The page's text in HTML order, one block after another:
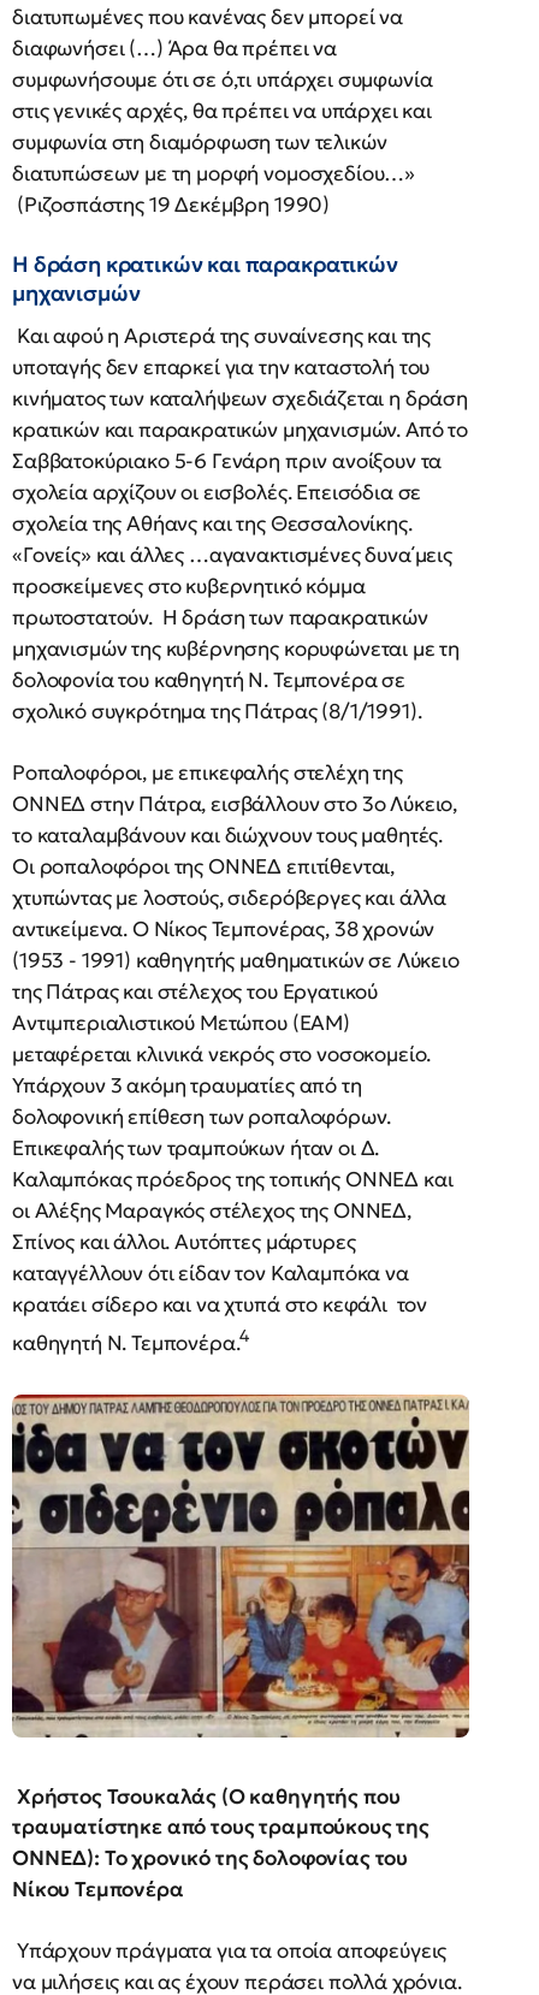
διατυπωμένες που κανένας δεν μπορεί να
διαφωνήσει (…) Άρα θα πρέπει να
συμφωνήσουμε ότι σε ό,τι υπάρχει συμφωνία
στις γενικές αρχές, θα πρέπει να υπάρχει και
συμφωνία στη διαμόρφωση των τελικών
διατυπώσεων με τη μορφή νομοσχεδίου…»
(Ριζοσπάστης 19 Δεκέμβρη 1990)
Η δράση κρατικών και παρακρατικών
μηχανισμών
Και αφού η Αριστερά της συναίνεσης και της
υποταγής δεν επαρκεί για την καταστολή του
κινήματος των καταλήψεων σχεδιάζεται η δράση
κρατικών και παρακρατικών μηχανισμών. Από το
Σαββατοκύριακο 5-6 Γενάρη πριν ανοίξουν τα
σχολεία αρχίζουν οι εισβολές. Επεισόδια σε
σχολεία της Αθήανς και της Θεσσαλονίκης.
«Γονείς» και άλλες …αγανακτισμένες δυνα΄μεις
προσκείμενες στο κυβερνητικό κόμμα
πρωτοστατούν. Η δράση των παρακρατικών
μηχανισμών της κυβέρνησης κορυφώνεται με τη
δολοφονία του καθηγητή Ν. Τεμπονέρα σε
σχολικό συγκρότημα της Πάτρας (8/1/1991).
Ροπαλοφόροι, με επικεφαλής στελέχη της
ΟNNΕΔ στην Πάτρα, εισβάλλουν στο 3ο Λύκειο,
το καταλαμβάνουν και διώχνουν τους μαθητές.
Οι ροπαλοφόροι της ΟNNΕΔ επιτίθενται,
χτυπώντας με λοστούς, σιδερόβεργες και άλλα
αντικείμενα. Ο Νίκος Τεμπονέρας, 38 χρονών
(1953 - 1991) καθηγητής μαθηματικών σε Λύκειο
της Πάτρας και στέλεχος του Εργατικού
Αντιμπεριαλιστικού Μετώπου (ΕΑΜ)
μεταφέρεται κλινικά νεκρός στο νοσοκομείο.
Υπάρχουν 3 ακόμη τραυματίες από τη
δολοφονική επίθεση των ροπαλοφόρων.
Επικεφαλής των τραμπούκων ήταν οι Δ.
Καλαμπόκας πρόεδρος της τοπικής ΟΝΝΕΔ και
οι Αλέξης Μαραγκός στέλεχος της ΟΝΝΕΔ,
Σπίνος και άλλοι. Αυτόπτες μάρτυρες
καταγγέλλουν ότι είδαν τον Καλαμπόκα να
κρατάει σίδερο και να χτυπά στο κεφάλι τον
καθηγητή N. Τεμπονέρα.4
Χρήστος Τσουκαλάς (Ο καθηγητής που
τραυματίστηκε από τους τραμπούκους της
ΟΝΝΕΔ): Το χρονικό της δολοφονίας του
Νίκου Τεμπονέρα
Yπάρχουν πράγματα για τα οποία αποφεύγεις
να μιλήσεις και ας έχουν περάσει πολλά χρόνια.